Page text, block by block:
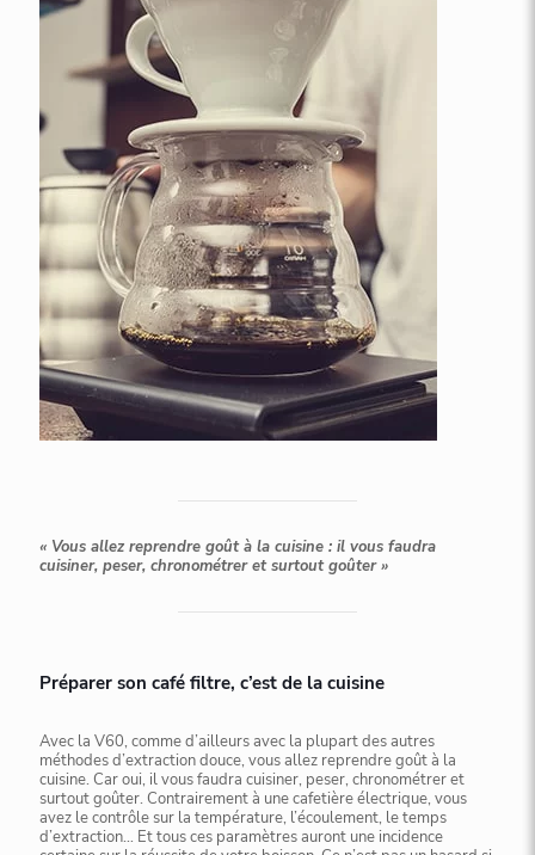
« Vous allez reprendre goût à la cuisine : il vous faudra
cuisiner, peser, chronométrer et surtout goûter »
Préparer son café filtre, c’est de la cuisine
Avec la V60, comme d’ailleurs avec la plupart des autres
méthodes d’extraction douce, vous allez reprendre goût à la
cuisine. Car oui, il vous faudra cuisiner, peser, chronométrer et
surtout goûter. Contrairement à une cafetière électrique, vous
avez le contrôle sur la température, l’écoulement, le temps
d’extraction… Et tous ces paramètres auront une incidence